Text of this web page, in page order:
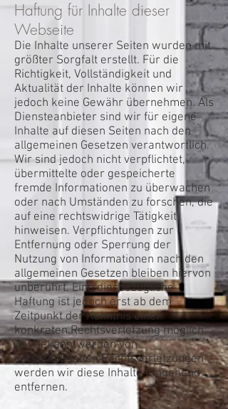
Haftung für Inhalte dieser
Webseite
Die Inhalte unserer Seiten wurden mit
größter Sorgfalt erstellt. Für die
Richtigkeit, Vollständigkeit und
Aktualität der Inhalte können wir
jedoch keine Gewähr übernehmen. Als
Diensteanbieter sind wir für eigene
Inhalte auf diesen Seiten nach den
allgemeinen Gesetzen verantwortlich.
Wir sind jedoch nicht verpflichtet,
übermittelte oder gespeicherte
fremde Informationen zu überwachen
oder nach Umständen zu forschen, die
auf eine rechtswidrige Tätigkeit
hinweisen. Verpflichtungen zur
Entfernung oder Sperrung der
Nutzung von Informationen nach den
allgemeinen Gesetzen bleiben hiervon
unberührt. Eine diesbezügliche
Haftung ist jedoch erst ab dem
Zeitpunkt der Kenntnis einer
konkreten Rechtsverletzung möglich.
Bei Bekanntwerden von
entsprechenden Rechtsverletzungen
werden wir diese Inhalte umgehend
entfernen.